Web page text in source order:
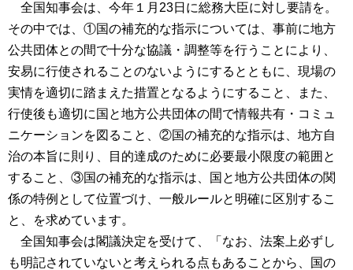
全国知事会は、今年１月23日に総務大臣に対し要請を。
その中では、①国の補充的な指示については、事前に地方
公共団体との間で十分な協議・調整等を行うことにより、
安易に行使されることのないようにするとともに、現場の
実情を適切に踏まえた措置となるようにすること、また、
行使後も適切に国と地方公共団体の間で情報共有・コミュ
ニケーションを図ること、②国の補充的な指示は、地方自
治の本旨に則り、目的達成のために必要最小限度の範囲と
すること、③国の補充的な指示は、国と地方公共団体の関
係の特例として位置づけ、一般ルールと明確に区別するこ
と、を求めています。
全国知事会は閣議決定を受けて、「なお、法案上必ずし
も明記されていないと考えられる点もあることから、国の